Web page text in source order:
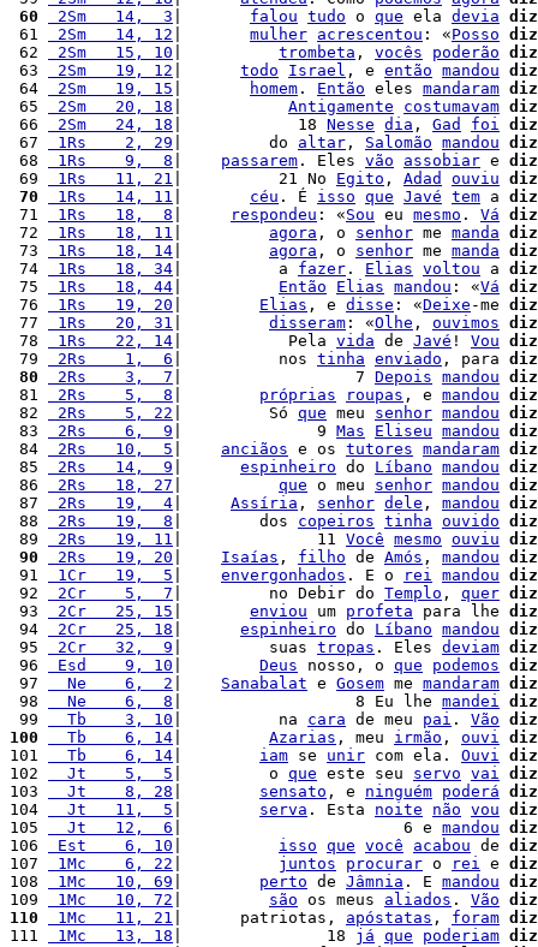
60
2Sm   14,  3 falou tudo o que ela devia
61
2Sm   14, 12 mulher acrescentou : «Posso
62
2Sm   15, 10 trombeta , vocês poderão
63
2Sm   19, 12 todo Israel , e então mandou
64
2Sm   19, 15 homem . Então eles mandaram
65
2Sm   20, 18 Antigamente costumavam
66
2Sm   24, 18 |            18 Nesse dia , Gad foi
67
1Rs    2, 29 |         do altar , Salomão mandou
68
1Rs    9,  8 passarem . Eles vão assobiar e
69
1Rs   11, 21 |          21 No Egito , Adad ouviu
70
1Rs   14, 11 céu . É isso que Javé tem a
71
1Rs   18,  8 respondeu : «Sou eu mesmo . Vá
72
1Rs   18, 11 agora , o senhor me manda
73
1Rs   18, 14 agora , o senhor me manda
74
1Rs   18, 34 |          a fazer . Elias voltou a
75
1Rs   18, 44 Então Elias mandou : «Vá
76
1Rs   19, 20 Elias , e disse : «Deixe -me
77
1Rs   20, 31 disseram : «Olhe , ouvimos
78
1Rs   22, 14 |           Pela vida de Javé ! Vou
79
2Rs    1,  6 |          nos tinha enviado , para
80
2Rs    3,  7 |                  7 Depois mandou
81
2Rs    5,  8 próprias roupas , e mandou
82
2Rs    5, 22 |         Só que meu senhor mandou
83
2Rs    6,  9 |              9 Mas Eliseu mandou
84
2Rs   10,  5 anciãos e os tutores mandaram
85
2Rs   14,  9 espinheiro do Líbano mandou
86
2Rs   18, 27 que o meu senhor mandou
87
2Rs   19,  4 Assíria , senhor dele , mandou
88
2Rs   19,  8 |        dos copeiros tinha ouvido
89
2Rs   19, 11 |              11 Você mesmo ouviu
90
2Rs   19, 20 Isaías , filho de Amós , mandou
91
1Cr   19,  5 envergonhados . E o rei mandou
92
2Cr    5,  7 |         no Debir do Templo , quer
93
2Cr   25, 15 enviou um profeta para lhe
94
2Cr   25, 18 espinheiro do Líbano mandou
95
2Cr   32,  9 |         suas tropas . Eles deviam
96
Esd    9, 10 Deus nosso, o que podemos
97
  Ne    6,  2
Sanabalat e Gosem me mandaram
98
  Ne    6,  8
|                  8 Eu lhe mandei
99
  Tb    3, 10
|          na cara de meu pai . Vão
100
  Tb    6, 14
Azarias , meu irmão , ouvi
101
  Tb    6, 14
iam se unir com ela. Ouvi
102
  Jt    5,  5
|         o que este seu servo vai
103
  Jt    8, 28
sensato , e ninguém poderá
104
  Jt   11,  5
serva . Esta noite não vou
105
  Jt   12,  6
|                       6 e mandou
106
Est    6, 10 isso que você acabou de
107
1Mc    6, 22 juntos procurar o rei e
108
1Mc   10, 69 perto de Jâmnia . E mandou
109
1Mc   10, 72 são os meus aliados . Vão
110
1Mc   11, 21 |      patriotas, apóstatas , foram
111
1Mc   13, 18 |               18 já que poderiam